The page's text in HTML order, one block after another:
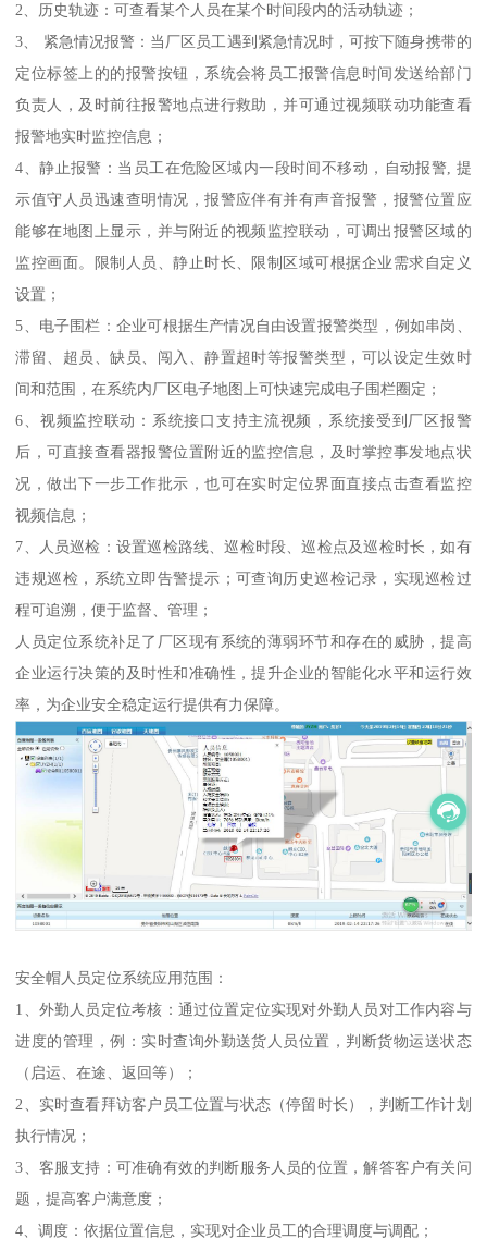
2、历史轨迹：可查看某个人员在某个时间段内的活动轨迹；
3、 紧急情况报警：当厂区员工遇到紧急情况时，可按下随身携带的
定位标签上的的报警按钮，系统会将员工报警信息时间发送给部门
负责人，及时前往报警地点进行救助，并可通过视频联动功能查看
报警地实时监控信息；
4、静止报警：当员工在危险区域内一段时间不移动，自动报警, 提
示值守人员迅速查明情况，报警应伴有并有声音报警，报警位置应
能够在地图上显示，并与附近的视频监控联动，可调出报警区域的
监控画面。限制人员、静止时长、限制区域可根据企业需求自定义
设置；
5、电子围栏：企业可根据生产情况自由设置报警类型，例如串岗、
滞留、超员、缺员、闯入、静置超时等报警类型，可以设定生效时
间和范围，在系统内厂区电子地图上可快速完成电子围栏圈定；
6、视频监控联动：系统接口支持主流视频，系统接受到厂区报警
后，可直接查看器报警位置附近的监控信息，及时掌控事发地点状
况，做出下一步工作批示，也可在实时定位界面直接点击查看监控
视频信息；
7、人员巡检：设置巡检路线、巡检时段、巡检点及巡检时长，如有
违规巡检，系统立即告警提示；可查询历史巡检记录，实现巡检过
程可追溯，便于监督、管理；
人员定位系统补足了厂区现有系统的薄弱环节和存在的威胁，提高
企业运行决策的及时性和准确性，提升企业的智能化水平和运行效
率，为企业安全稳定运行提供有力保障。
安全帽人员定位系统应用范围：
1、外勤人员定位考核：通过位置定位实现对外勤人员对工作内容与
进度的管理，例：实时查询外勤送货人员位置，判断货物运送状态
（启运、在途、返回等）；
2、实时查看拜访客户员工位置与状态（停留时长），判断工作计划
执行情况；
3、客服支持：可准确有效的判断服务人员的位置，解答客户有关问
题，提高客户满意度；
4、调度：依据位置信息，实现对企业员工的合理调度与调配；